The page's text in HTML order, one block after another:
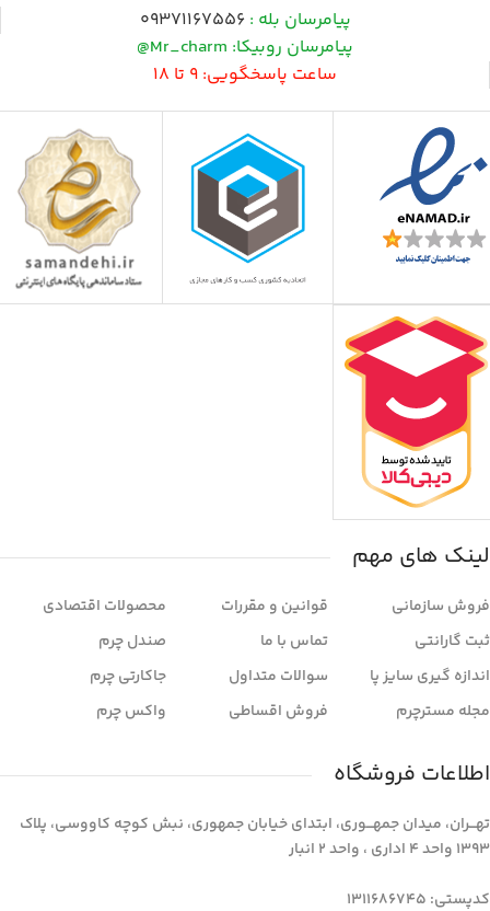
پیامرسان بله : 09371167556
پیامرسان روبیکا: Mr_charm@
ساعت پاسخگویی: 9 تا 18
لینک های مهم
فروش سازمانی
ثبت گارانتی
اندازه گیری سایز پا
مجله مسترچرم
قوانین و مقررات
تماس با ما
سوالات متداول
فروش اقساطی
محصولات اقتصادی
صندل چرم
جاکارتی چرم
واکس چرم
اطلاعات فروشگاه
تهـــران، میدان جمهـــوری، ابتدای خیابان جمهوری، نبش کوچه کاووسی، پلاک
1393 واحد 4 اداری ، واحد 2 انبار
کدپستی: 1311686745